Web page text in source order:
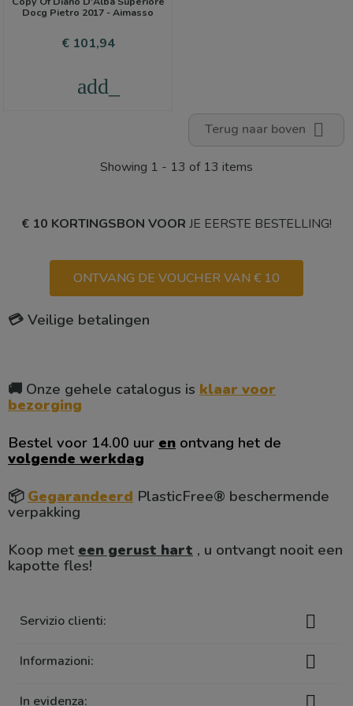
Docg Pietro 2017 - Aimasso
Prijs
€ 101,94
add_shopping_cart
Terug naar boven 
Showing 1 - 13 of 13 items
€ 10 KORTINGSBON VOOR JE EERSTE BESTELLING!
ONTVANG DE VOUCHER VAN € 10
💳 Veilige betalingen
🚚 Onze gehele catalogus is klaar voor
bezorging
Bestel voor 14.00 uur en ontvang het de
volgende werkdag
📦 Gegarandeerd PlasticFree® beschermende
verpakking
Koop met een gerust hart , u ontvangt nooit een
kapotte fles!
Servizio clienti: 
Informazioni: 
In evidenza: